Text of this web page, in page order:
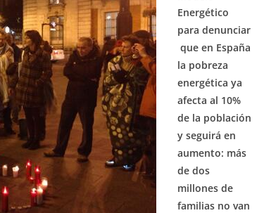
Energético
para denunciar
que en España
la pobreza
energética ya
afecta al 10%
de la población
y seguirá en
aumento: más
de dos
millones de
familias no van